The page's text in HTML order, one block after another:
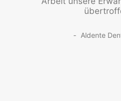
Aldente